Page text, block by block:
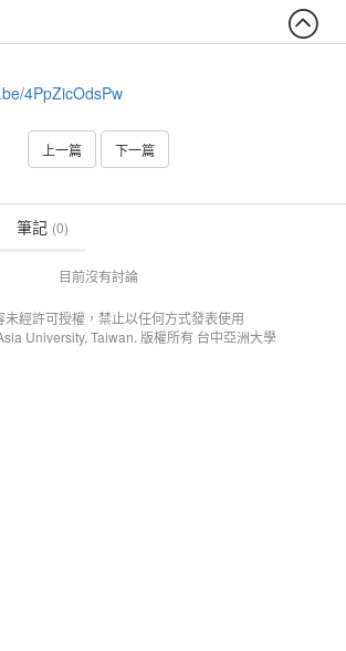
4PpZicOdsPw
上一篇 下一篇
筆記 (0)
目前沒有討論
未經許可授權，禁止以任何方式發表使用
University, Taiwan. 版權所有 台中亞洲大學